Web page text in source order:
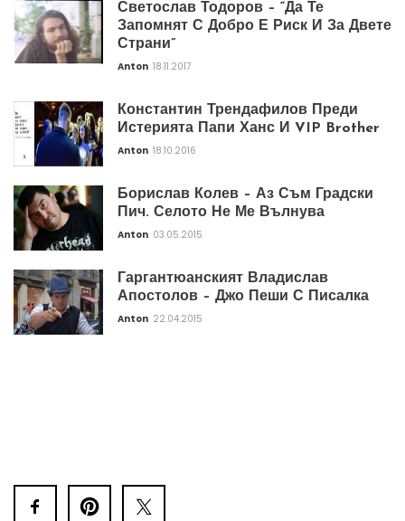
Светослав Тодоров – “Да Те
Запомнят С Добро Е Риск И За Двете
Страни”
Anton 18.11.2017
Константин Трендафилов Преди
Истерията Папи Ханс И VIP Brother
Anton 18.10.2016
Борислав Колев – Аз Съм Градски
Пич. Селото Не Ме Вълнува
Anton 03.05.2015
Гаргантюанският Владислав
Апостолов – Джо Пеши С Писалка
Anton 22.04.2015